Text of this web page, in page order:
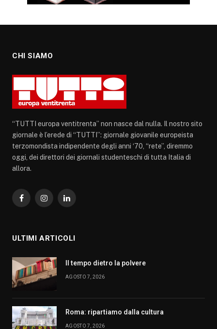
CHI SIAMO
“TUTTI europa ventitrenta” non nasce dal nulla. Il nostro sito
giornale è l’erede di “TUTTI”: giornale giovanile europeista
terzomondista indipendente degli anni ‘70, “rete”, diremmo
oggi, dei direttori dei giornali studenteschi di tutta Italia di
allora.
FacebookInstagramLinkedIn
ULTIMI ARTICOLI
Il tempo dietro la polvere
AGOSTO 7, 2026
Roma: ripartiamo dalla cultura
AGOSTO 7, 2026